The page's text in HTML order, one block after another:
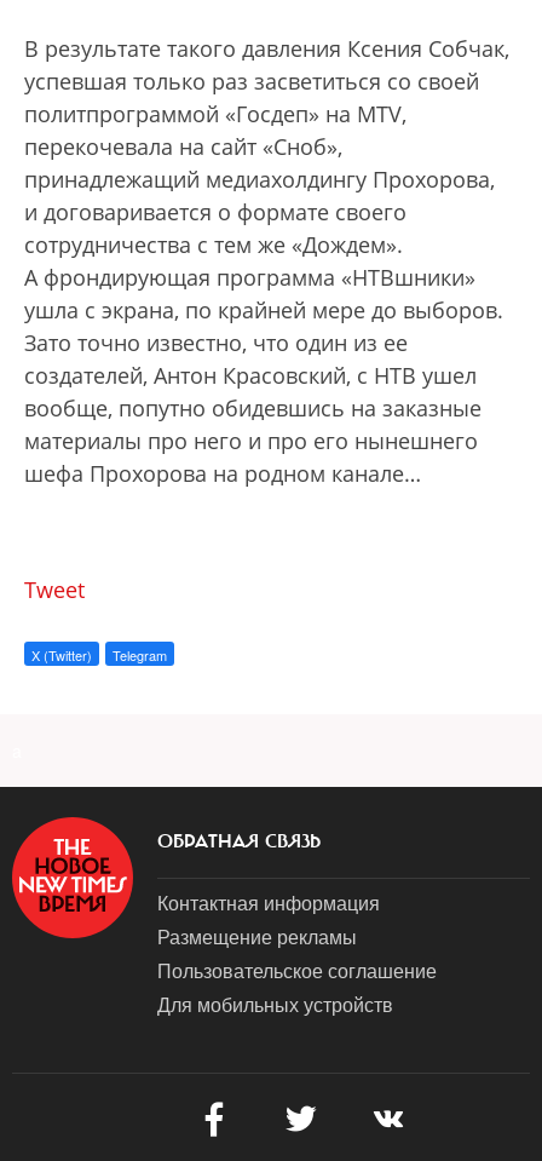
В результате такого давления Ксения Собчак,
успевшая только раз засветиться со своей
политпрограммой «Госдеп» на MTV,
перекочевала на сайт «Сноб»,
принадлежащий медиахолдингу Прохорова,
и договаривается о формате своего
сотрудничества с тем же «Дождем».
А фрондирующая программа «НТВшники»
ушла с экрана, по крайней мере до выборов.
Зато точно известно, что один из ее
создателей, Антон Красовский, с НТВ ушел
вообще, попутно обидевшись на заказные
материалы про него и про его нынешнего
шефа Прохорова на родном канале…
Tweet
X (Twitter) Telegram
ОБРАТНАЯ СВЯЗЬ
Контактная информация
Размещение рекламы
Пользовательское соглашение
Для мобильных устройств